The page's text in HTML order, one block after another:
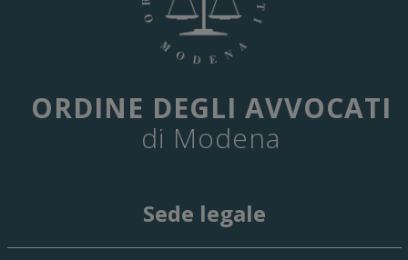
ORDINE DEGLI AVVOCATI
di Modena
Sede legale